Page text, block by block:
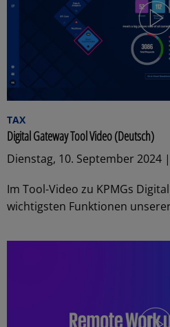
TAX
Digital Gateway Tool Video (Deutsch)
Dienstag, 10. September 2024
Im Tool-Video zu KPMGs
wichtigsten Funktionen